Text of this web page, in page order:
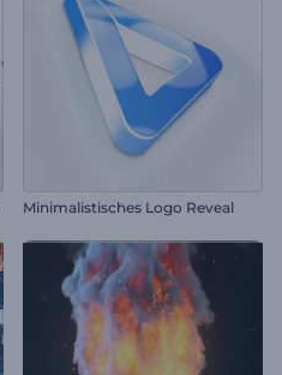
Minimalistisches Logo Reveal